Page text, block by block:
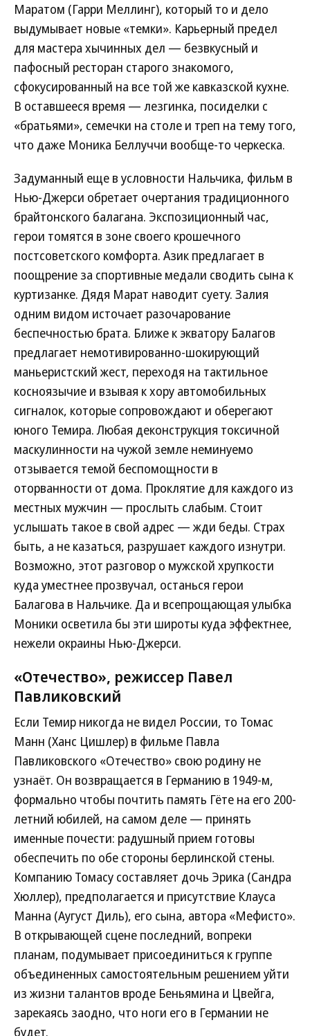
Маратом (Гарри Меллинг), который то и дело
выдумывает новые «темки». Карьерный предел
для мастера хычинных дел — безвкусный и
пафосный ресторан старого знакомого,
сфокусированный на все той же кавказской кухне.
В оставшееся время — лезгинка, посиделки с
«братьями», семечки на столе и треп на тему того,
что даже Моника Беллуччи вообще-то черкеска.
Задуманный еще в условности Нальчика, фильм в
Нью-Джерси обретает очертания традиционного
брайтонского балагана. Экспозиционный час,
герои томятся в зоне своего крошечного
постсоветского комфорта. Азик предлагает в
поощрение за спортивные медали сводить сына к
куртизанке. Дядя Марат наводит суету. Залия
одним видом источает разочарование
беспечностью брата. Ближе к экватору Балагов
предлагает немотивированно-шокирующий
маньеристский жест, переходя на тактильное
косноязычие и взывая к хору автомобильных
сигналок, которые сопровождают и оберегают
юного Темира. Любая деконструкция токсичной
маскулинности на чужой земле неминуемо
отзывается темой беспомощности в
оторванности от дома. Проклятие для каждого из
местных мужчин — прослыть слабым. Стоит
услышать такое в свой адрес — жди беды. Страх
быть, а не казаться, разрушает каждого изнутри.
Возможно, этот разговор о мужской хрупкости
куда уместнее прозвучал, останься герои
Балагова в Нальчике. Да и всепрощающая улыбка
Моники осветила бы эти широты куда эффектнее,
нежели окраины Нью-Джерси.
«Отечество», режиссер Павел
Павликовский
Если Темир никогда не видел России, то Томас
Манн (Ханс Цишлер) в фильме Павла
Павликовского «Отечество» свою родину не
узнаёт. Он возвращается в Германию в 1949-м,
формально чтобы почтить память Гёте на его 200-
летний юбилей, на самом деле — принять
именные почести: радушный прием готовы
обеспечить по обе стороны берлинской стены.
Компанию Томасу составляет дочь Эрика (Сандра
Хюллер), предполагается и присутствие Клауса
Манна (Аугуст Диль), его сына, автора «Мефисто».
В открывающей сцене последний, вопреки
планам, подумывает присоединиться к группе
объединенных самостоятельным решением уйти
из жизни талантов вроде Беньямина и Цвейга,
зарекаясь заодно, что ноги его в Германии не
будет.